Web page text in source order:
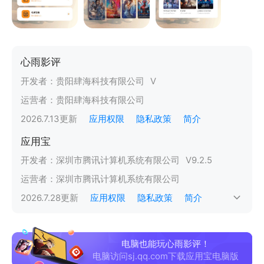
心雨影评
开发者： 贵阳肆海科技有限公司
V
运营者： 贵阳肆海科技有限公司
2026.7.13更新 应用权限 隐私政策 简介
应用宝
开发者： 深圳市腾讯计算机系统有限公司 V9.2.5
运营者： 深圳市腾讯计算机系统有限公司
2026.7.28更新 应用权限 隐私政策 简介
电脑也能玩心雨影评！
电脑访问sj.qq.com下载应用宝电脑版